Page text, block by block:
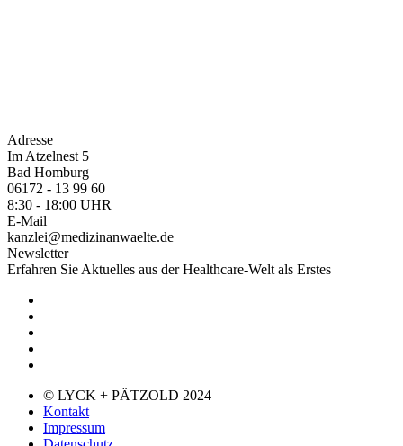
Adresse
Im Atzelnest 5
Bad Homburg
06172 - 13 99 60
8:30 - 18:00 UHR
E-Mail
kanzlei@medizinanwaelte.de
Newsletter
Erfahren Sie Aktuelles aus der Healthcare-Welt als Erstes
© LYCK + PÄTZOLD 2024
Kontakt
Impressum